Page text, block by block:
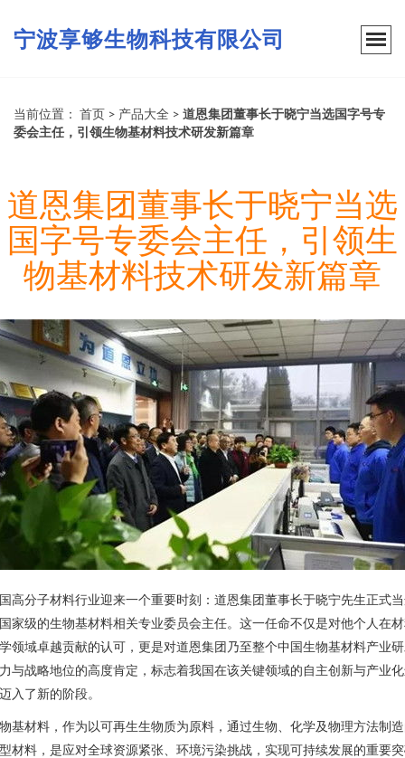
宁波享够生物科技有限公司
当前位置： 首页 > 产品大全 > 道恩集团董事长于晓宁当选国字号专
委会主任，引领生物基材料技术研发新篇章
道恩集团董事长于晓宁当选
国字号专委会主任，引领生
物基材料技术研发新篇章
高分子材料行业迎来一个重要时刻：道恩集团董事长于晓宁先生正式
家级的生物基材料相关专业委员会主任。这一任命不仅是对他个人在
领域卓越贡献的认可，更是对道恩集团乃至整个中国生物基材料产业
与战略地位的高度肯定，标志着我国在该关键领域的自主创新与产业
入了新的阶段。
基材料，作为以可再生生物质为原料，通过生物、化学及物理方法制
材料，是应对全球资源紧张、环境污染挑战，实现可持续发展的重要